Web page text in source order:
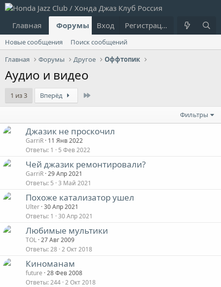
Главная Форумы Что нового?
Вход Регистрация
Новые сообщения
Поиск сообщений
Главная
Форумы Другое Оффтопик
Аудио и видео
1 из 3 Вперёд
Фильтры
Джазик не проскочил
GarriR 11 Янв 2022
Ответы 1 5 Фев 2022
Чей джазик ремонтировали?
GarriR 29 Апр 2021
Ответы 5 3 Май 2021
Похоже катализатор ушел
Ulter 30 Апр 2021
Ответы 1 30 Апр 2021
Любимые мультики
TOL 27 Авг 2009
Ответы 28 2 Окт 2018
Киноманам
future 28 Фев 2008
Ответы 244 2 Окт 2018